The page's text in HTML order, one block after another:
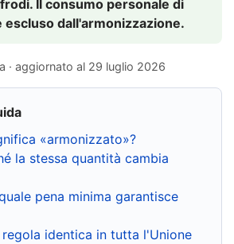
Il consumo personale di
escluso dall'armonizzazione.
· aggiornato al 29 luglio 2026
«armonizzato»?
la stessa quantità cambia
pena minima garantisce
identica in tutta l'Unione